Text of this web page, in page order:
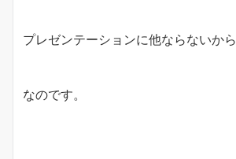
プレゼンテーションに他ならないから
なのです。